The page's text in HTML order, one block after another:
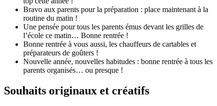
Bravo aux parents pour la préparation : place maintenant à la
routine du matin !
Une pensée pour tous les parents émus devant les grilles de
l’école ce matin… Bonne rentrée !
Bonne rentrée à vous aussi, les chauffeurs de cartables et
préparateurs de goûters !
Nouvelle année, nouvelles habitudes : bonne rentrée à tous les
parents organisés… ou presque !
Souhaits originaux et créatifs